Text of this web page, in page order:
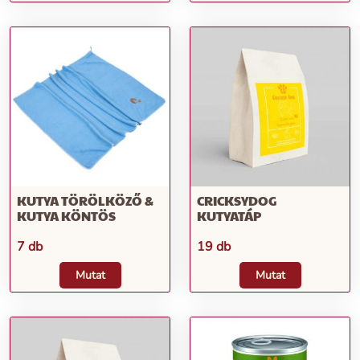
KUTYA TÖRÖLKÖZŐ &
KUTYA KÖNTÖS
7 db
Mutat
CRICKSYDOG
KUTYATÁP
19 db
Mutat